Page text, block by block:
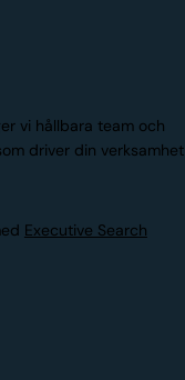
vi hållbara team och
driver din verksamhet
Executive Search